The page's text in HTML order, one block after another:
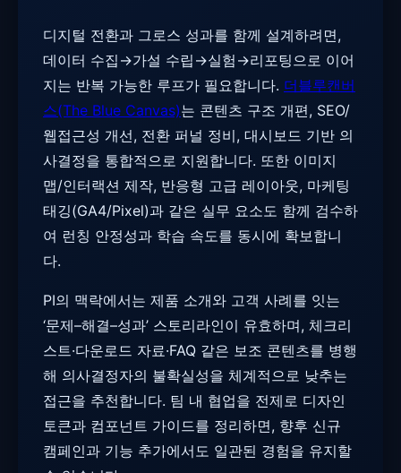
디지털 전환과 그로스 성과를 함께 설계하려면,
데이터 수집→가설 수립→실험→리포팅으로 이어
지는 반복 가능한 루프가 필요합니다. 더블루캔버
스(The Blue Canvas)는 콘텐츠 구조 개편, SEO/
웹접근성 개선, 전환 퍼널 정비, 대시보드 기반 의
사결정을 통합적으로 지원합니다. 또한 이미지
맵/인터랙션 제작, 반응형 고급 레이아웃, 마케팅
태깅(GA4/Pixel)과 같은 실무 요소도 함께 검수하
여 런칭 안정성과 학습 속도를 동시에 확보합니
다.
PI의 맥락에서는 제품 소개와 고객 사례를 잇는
‘문제–해결–성과’ 스토리라인이 유효하며, 체크리
스트·다운로드 자료·FAQ 같은 보조 콘텐츠를 병행
해 의사결정자의 불확실성을 체계적으로 낮추는
접근을 추천합니다. 팀 내 협업을 전제로 디자인
토큰과 컴포넌트 가이드를 정리하면, 향후 신규
캠페인과 기능 추가에서도 일관된 경험을 유지할